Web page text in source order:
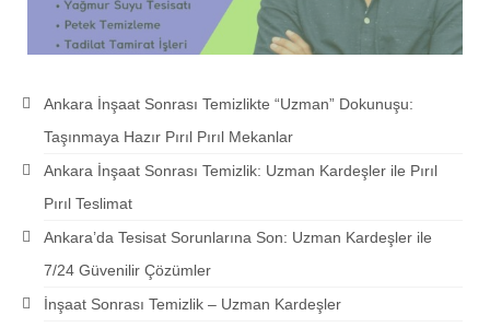
Ankara İnşaat Sonrası Temizlikte “Uzman” Dokunuşu:
Taşınmaya Hazır Pırıl Pırıl Mekanlar
Ankara İnşaat Sonrası Temizlik: Uzman Kardeşler ile Pırıl
Pırıl Teslimat
Ankara’da Tesisat Sorunlarına Son: Uzman Kardeşler ile
7/24 Güvenilir Çözümler
İnşaat Sonrası Temizlik – Uzman Kardeşler